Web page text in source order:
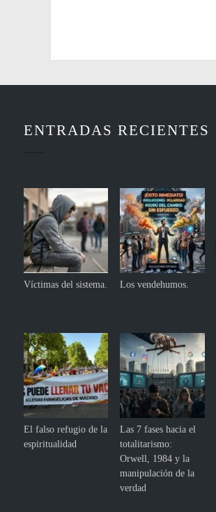
ENTRADAS RECIENTES
Víctimas del sistema. Los vendehumos.
El falso refugio de la
espiritualidad
Las 7 fases hacia el
totalitarismo:
Orwell, 1984 y la
manipulación de la
verdad